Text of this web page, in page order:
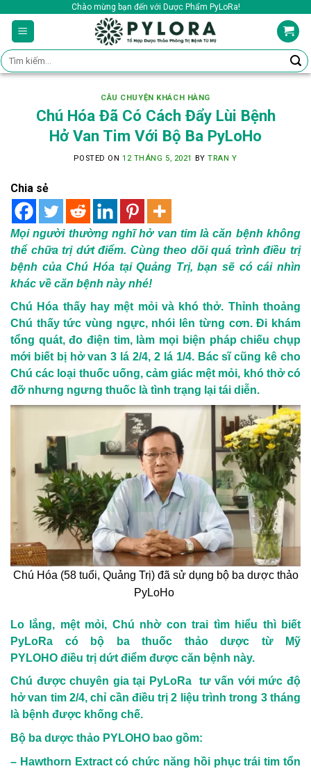
content
Chào mừng bạn đến với Dược Phẩm PyLoRa!
Tìm
kiếm:
CÂU CHUYỆN KHÁCH HÀNG
Chú Hóa Đã Có Cách Đẩy Lùi Bệnh
Hở Van Tim Với Bộ Ba PyLoHo
POSTED ON 12 THÁNG 5, 2021 BYTRAN Y
Chia sẻ
Mọi người thường nghĩ hở van tim là căn bệnh không
thể chữa trị dứt điểm. Cùng theo dõi quá trình điều trị
bệnh của Chú Hóa tại Quảng Trị, bạn sẽ có cái nhìn
khác về căn bệnh này nhé!
Chú Hóa thấy hay mệt mỏi và khó thở. Thỉnh thoảng
Chú thấy tức vùng ngực, nhói lên từng cơn. Đi khám
tổng quát, đo điện tim, làm mọi biện pháp chiếu chụp
mới biết bị hở van 3 lá 2/4, 2 lá 1/4. Bác sĩ cũng kê cho
Chú các loại thuốc uống, cảm giác mệt mỏi, khó thở có
đỡ nhưng ngưng thuốc là tình trạng lại tái diễn.
Chú Hóa (58 tuổi, Quảng Trị) đã sử dụng bộ ba dược thảo
PyLoHo
Lo lắng, mệt mỏi, Chú nhờ con trai tìm hiểu thì biết
PyLoRa cóbộ ba thuốc thảo dược từ Mỹ
PYLOHO điều trị dứt điểm được căn bệnh này.
Chú được chuyên gia tại PyLoRa tư vấn với mức độ
hở van tim 2/4, chỉ cần điều trị 2 liệu trình trong 3 tháng
là bệnh được khống chế.
Bộ ba dược thảo PYLOHO bao gồm:
– Hawthorn Extractcó chức năng hồi phục trái tim tổn